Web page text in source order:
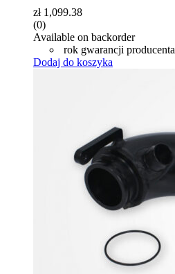
zł1,099.38
(0)
Available on backorder
rok gwarancji producenta
Dodaj do koszyka